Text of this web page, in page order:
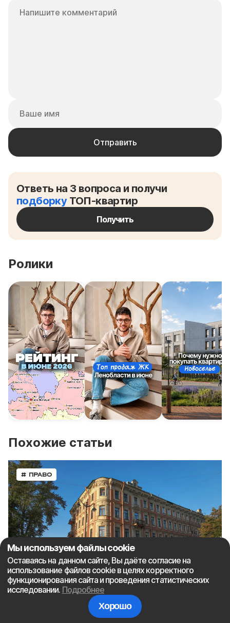
Ответь на 3 вопроса и получи
подборкуТОП-квартир
Получить
Ролики
Похожие статьи
# ПРАВО
На какую площадь можно рассчитывать при
Мы используем файлы cookie
Оставаясь на данном сайте, Вы даёте согласие на
использование файлов cookie в целях корректного
функционирования сайта и проведения статистических
исследовании. Подробнее
Хорошо